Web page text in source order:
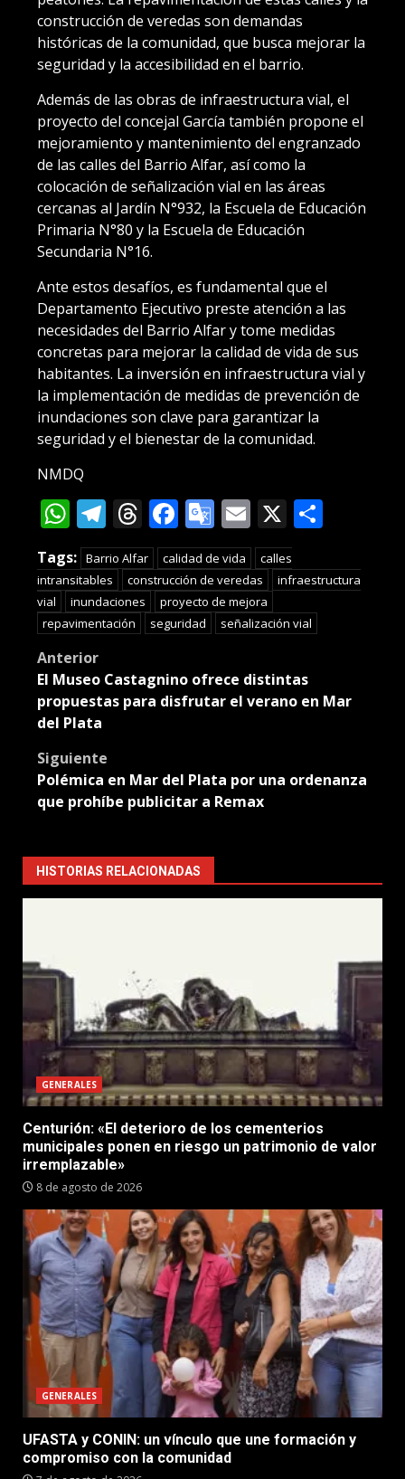
construcción de veredas son demandas
históricas de la comunidad, que busca mejorar la
seguridad y la accesibilidad en el barrio.
Además de las obras de infraestructura vial, el
proyecto del concejal García también propone el
mejoramiento y mantenimiento del engranzado
de las calles del Barrio Alfar, así como la
colocación de señalización vial en las áreas
cercanas al Jardín N°932, la Escuela de Educación
Primaria N°80 y la Escuela de Educación
Secundaria N°16.
Ante estos desafíos, es fundamental que el
Departamento Ejecutivo preste atención a las
necesidades del Barrio Alfar y tome medidas
concretas para mejorar la calidad de vida de sus
habitantes. La inversión en infraestructura vial y
la implementación de medidas de prevención de
inundaciones son clave para garantizar la
seguridad y el bienestar de la comunidad.
NMDQ
WhatsApp
Telegram
Threads
Facebook
Google
Translate
Email
X
Tags: Barrio Alfar calidad de vida
calles
intransitables
construcción de veredas
infraestructura
vial
inundaciones
proyecto de mejora
repavimentación
seguridad señalización vial
Post
navigation
Anterior
El Museo Castagnino ofrece distintas
propuestas para disfrutar el verano en Mar
del Plata
Siguiente
Polémica en Mar del Plata por una ordenanza
que prohíbe publicitar a Remax
HISTORIAS RELACIONADAS
GENERALES
Centurión: «El deterioro de los cementerios
municipales ponen en riesgo un patrimonio de valor
irremplazable»
8 de agosto de 2026
GENERALES
UFASTA y CONIN: un vínculo que une formación y
compromiso con la comunidad